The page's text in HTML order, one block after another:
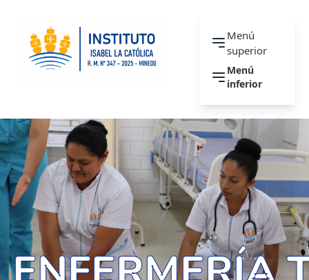
Menú
superior
Menú
inferior